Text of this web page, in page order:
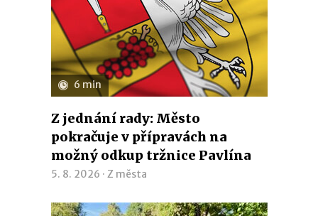
6 min
Z jednání rady: Město
pokračuje v přípravách na
možný odkup tržnice Pavlína
5. 8. 2026 · Z města